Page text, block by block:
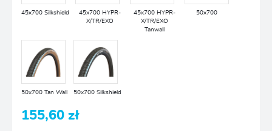
45x700 Silkshield
45x700 HYPR-
X/TR/EXO
45x700 HYPR-
X/TR/EXO
Tanwall
50x700
50x700 Tan Wall 50x700 Silkshield
155,60 zł